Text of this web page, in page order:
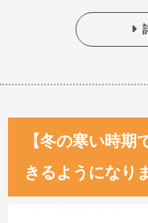
【冬の寒い時期
きるようになり